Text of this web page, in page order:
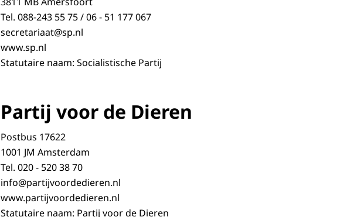
Tel. 088-243 55 75 / 06 - 51 177 067
secretariaat@sp.nl
www.sp.nl
Statutaire naam: Socialistische Partij
Partij voor de Dieren
Postbus 17622
1001 JM Amsterdam
Tel. 020 - 520 38 70
info@partijvoordedieren.nl
www.partijvoordedieren.nl
Statutaire naam: Partij voor de Dieren